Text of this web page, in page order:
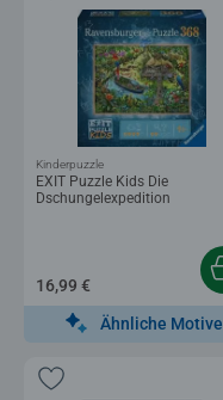
EXIT Puzzle Kids Die
Dschungelexpedition
Kinderpuzzle
16,99 €
Ähnliche Motive